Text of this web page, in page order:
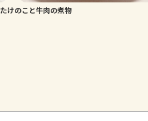
たけのこと牛肉の煮物